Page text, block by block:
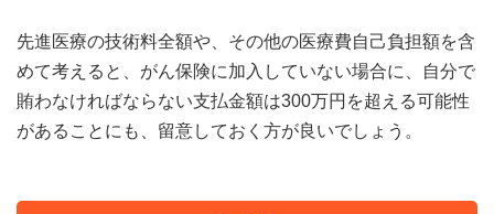
先進医療の技術料全額や、その他の医療費自己負担額を含
めて考えると、がん保険に加入していない場合に、自分で
賄わなければならない支払金額は300万円を超える可能性
があることにも、留意しておく方が良いでしょう。